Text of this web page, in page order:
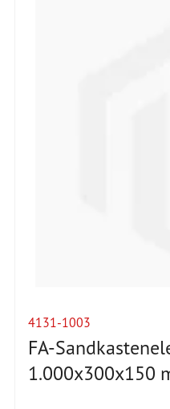
4131-1003
FA-
1.000x300x150